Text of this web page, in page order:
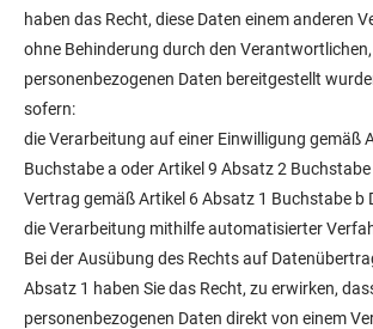
haben das Recht, diese Daten einem anderen
ohne Behinderung durch den
personenbezogenen Daten bereitgestellt
sofern:
die Verarbeitung auf einer Einwilligung gemäß
Buchstabe a oder Artikel 9 Absatz 2
Vertrag gemäß Artikel 6 Absatz 1 Buchstabe b
die Verarbeitung mithilfe automatisierter
Bei der Ausübung des Rechts auf
Absatz 1 haben Sie das Recht, zu erwirken,
personenbezogenen Daten direkt von einem